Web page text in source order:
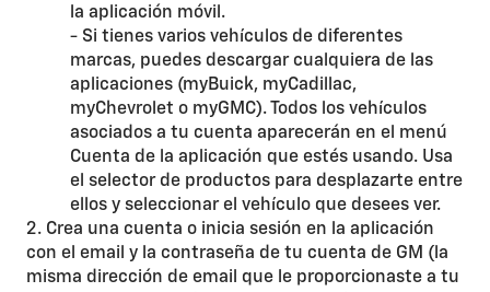
la aplicación móvil.
- Si tienes varios vehículos de diferentes
marcas, puedes descargar cualquiera de las
aplicaciones (myBuick, myCadillac,
myChevrolet o myGMC). Todos los vehículos
asociados a tu cuenta aparecerán en el menú
Cuenta de la aplicación que estés usando. Usa
el selector de productos para desplazarte entre
ellos y seleccionar el vehículo que desees ver.
2. Crea una cuenta o inicia sesión en la aplicación
con el email y la contraseña de tu cuenta de GM (la
misma dirección de email que le proporcionaste a tu